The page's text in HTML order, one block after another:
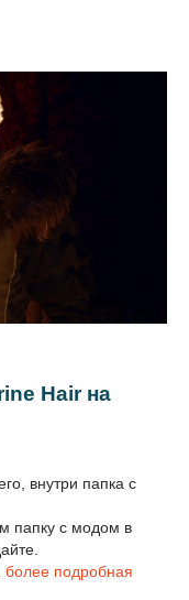
Hair на
внутри папка с
папку с модом в
более подробная